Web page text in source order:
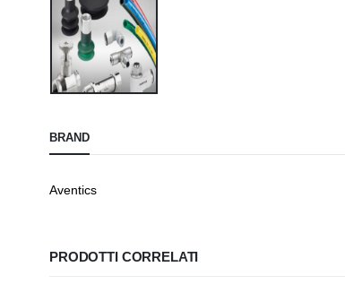
BRAND
Aventics
PRODOTTI CORRELATI